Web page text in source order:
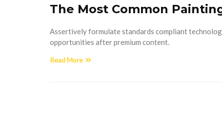
The Most Common
Assertively formulate standards compliant
opportunities after premium content.
Read More